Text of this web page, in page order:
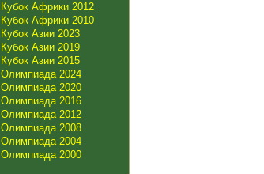
Кубок Африки 2012
Кубок Африки 2010
Кубок Азии 2023
Кубок Азии 2019
Кубок Азии 2015
Олимпиада 2024
Олимпиада 2020
Олимпиада 2016
Олимпиада 2012
Олимпиада 2008
Олимпиада 2004
Олимпиада 2000